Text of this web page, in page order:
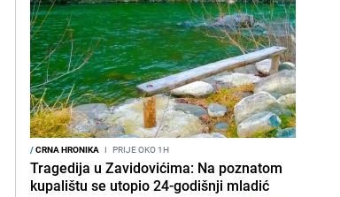
/CRNA HRONIKA I PRIJE OKO 1H
Tragedija u Zavidovićima: Na poznatom
kupalištu se utopio 24-godišnji mladić